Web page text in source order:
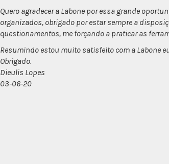
Quero agradecer a Labone por essa grande
organizados, obrigado por estar sempre a
questionamentos, me forçando a praticar as
Resumindo estou muito satisfeito com a Labone
Obrigado.
Dieulis Lopes
03-06-20